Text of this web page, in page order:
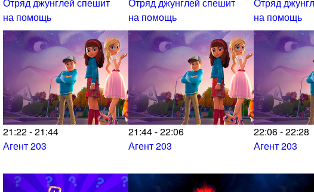
Отряд джунглей спешит
на помощь
Отряд джунглей спешит
на помощь
Отряд
на помощь
21:22 - 21:44
Агент 203
21:44 - 22:06
Агент 203
22:06 - 22:28
Агент 203